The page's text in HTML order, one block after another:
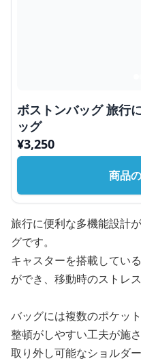
ボストンバッグ 旅行
ッグ
¥3,250
商品
旅行に便利な多機能設計
グです。
キャスターを搭載してい
ができ、移動時のストレ
バッグには複数のポケッ
整頓がしやすい工夫が施さ
取り外し可能なショルダ